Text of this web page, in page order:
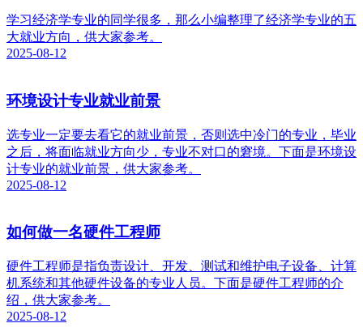
学习经济学专业的同学很多，那么小编整理了经济学专业的五
大就业方向，供大家参考。
2025-08-12
环境设计专业就业前景
选专业一定要去看它的就业前景，否则选中冷门的专业，毕业
之后，将面临就业方向少，专业不对口的窘境。下面是环境设
计专业的就业前景，供大家参考。
2025-08-12
如何做一名硬件工程师
硬件工程师是指负责设计、开发、测试和维护电子设备、计算
机系统和其他硬件设备的专业人员。下面是硬件工程师的介
绍，供大家参考。
2025-08-12